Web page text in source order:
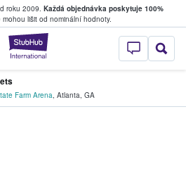
roku 2009. Každá objednávka poskytuje 100%
lišit od nominální hodnoty.
StubHub –
a prodávají vstupenky
Farm Arena, Atlanta, GA